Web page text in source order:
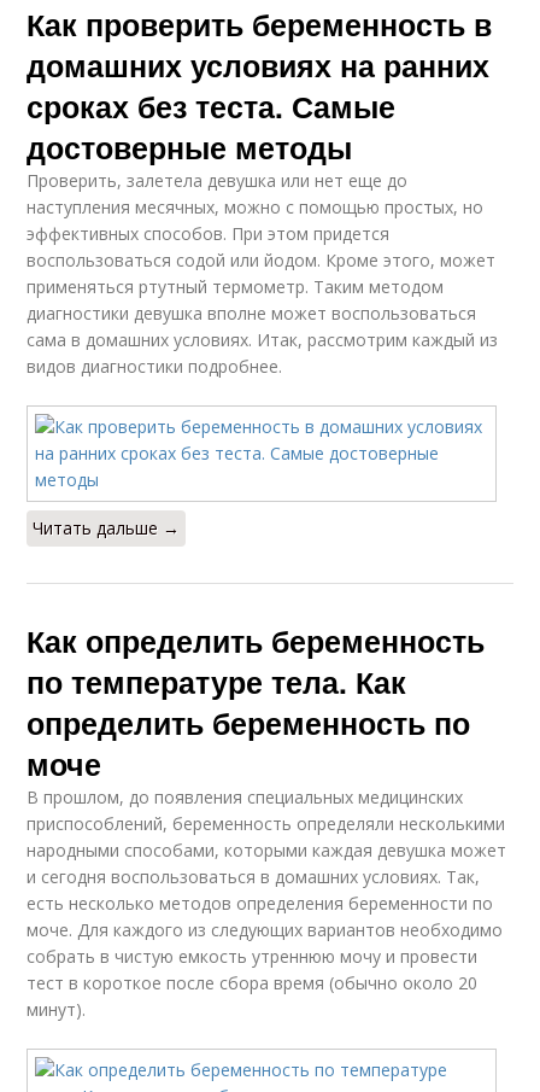
Как проверить беременность в
домашних условиях на ранних
сроках без теста. Самые
достоверные методы
Проверить, залетела девушка или нет еще до
наступления месячных, можно с помощью простых, но
эффективных способов. При этом придется
воспользоваться содой или йодом. Кроме этого, может
применяться ртутный термометр. Таким методом
диагностики девушка вполне может воспользоваться
сама в домашних условиях. Итак, рассмотрим каждый из
видов диагностики подробнее.
Читать дальше →
Как определить беременность
по температуре тела. Как
определить беременность по
моче
В прошлом, до появления специальных медицинских
приспособлений, беременность определяли несколькими
народными способами, которыми каждая девушка может
и сегодня воспользоваться в домашних условиях. Так,
есть несколько методов определения беременности по
моче. Для каждого из следующих вариантов необходимо
собрать в чистую емкость утреннюю мочу и провести
тест в короткое после сбора время (обычно около 20
минут).